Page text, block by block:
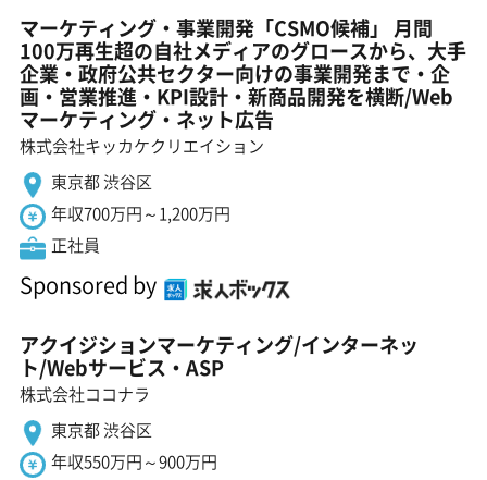
マーケティング・事業開発「CSMO候補」 月間
100万再生超の自社メディアのグロースから、大手
企業・政府公共セクター向けの事業開発まで・企
画・営業推進・KPI設計・新商品開発を横断/Web
マーケティング・ネット広告
株式会社キッカケクリエイション
東京都 渋谷区
年収700万円～1,200万円
正社員
Sponsored by
アクイジションマーケティング/インターネッ
ト/Webサービス・ASP
株式会社ココナラ
東京都 渋谷区
年収550万円～900万円